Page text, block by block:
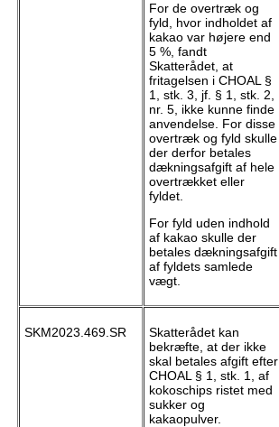
For de overtræk og
fyld, hvor indholdet af
kakao var højere end
5 %, fandt
Skatterådet, at
fritagelsen i CHOAL §
1, stk. 3, jf. § 1, stk. 2,
nr. 5, ikke kunne finde
anvendelse. For disse
overtræk og fyld skulle
der derfor betales
dækningsafgift af hele
overtrækket eller
fyldet.
For fyld uden indhold
af kakao skulle der
betales dækningsafgift
af fyldets samlede
vægt.
SKM2023.469.SR
Skatterådet kan
bekræfte, at der ikke
skal betales afgift efter
CHOAL § 1, stk. 1, af
kokoschips ristet med
sukker og
kakaopulver.